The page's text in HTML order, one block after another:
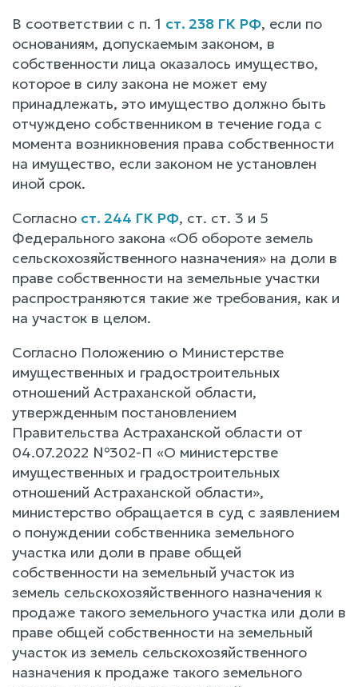
В соответствии с п. 1 ст. 238 ГК РФ, если по
основаниям, допускаемым законом, в
собственности лица оказалось имущество,
которое в силу закона не может ему
принадлежать, это имущество должно быть
отчуждено собственником в течение года с
момента возникновения права собственности
на имущество, если законом не установлен
иной срок.
Согласно ст. 244 ГК РФ, ст. ст. 3 и 5
Федерального закона «Об обороте земель
сельскохозяйственного назначения» на доли в
праве собственности на земельные участки
распространяются такие же требования, как и
на участок в целом.
Согласно Положению о Министерстве
имущественных и градостроительных
отношений Астраханской области,
утвержденным постановлением
Правительства Астраханской области от
04.07.2022 №302-П «О министерстве
имущественных и градостроительных
отношений Астраханской области»,
министерство обращается в суд с заявлением
о понуждении собственника земельного
участка или доли в праве общей
собственности на земельный участок из
земель сельскохозяйственного назначения к
продаже такого земельного участка или доли в
праве общей собственности на земельный
участок из земель сельскохозяйственного
назначения к продаже такого земельного